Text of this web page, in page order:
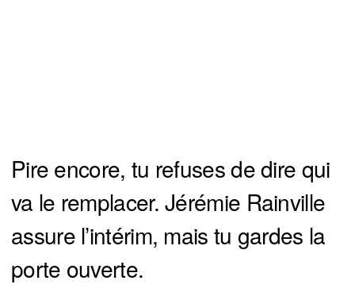
Pire encore, tu refuses de dire qui
va le remplacer. Jérémie Rainville
assure l’intérim, mais tu gardes la
porte ouverte.